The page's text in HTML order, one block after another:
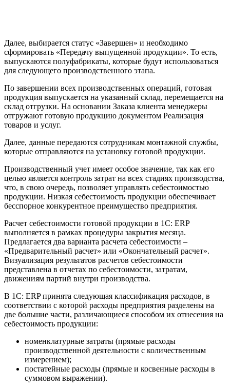
Далее, выбирается статус «Завершен» и необходимо
сформировать «Передачу выпущенной продукции». То есть,
выпускаются полуфабрикаты, которые будут использоваться
для следующего производственного этапа.
По завершении всех производственных операций, готовая
продукция выпускается на указанный склад, перемещается на
склад отгрузки. На основании Заказа клиента менеджеры
отгружают готовую продукцию документом Реализация
товаров и услуг.
Далее, данные передаются сотрудникам монтажной службы,
которые отправляются на установку готовой продукции.
Производственный учет имеет особое значение, так как его
целью является контроль затрат на всех стадиях производства,
что, в свою очередь, позволяет управлять себестоимостью
продукции. Низкая себестоимость продукции обеспечивает
бесспорное конкурентное преимущество предприятия.
Расчет себестоимости готовой продукции в 1С: ERP
выполняется в рамках процедуры закрытия месяца.
Предлагается два варианта расчета себестоимости –
«Предварительный расчет» или «Окончательный расчет».
Визуализация результатов расчетов себестоимости
представлена в отчетах по себестоимости, затратам,
движениям партий внутри производства.
В 1С: ERP принята следующая классификация расходов, в
соответствии с которой расходы предприятия разделены на
две большие части, различающиеся способом их отнесения на
себестоимость продукции:
номенклатурные затраты (прямые расходы
производственной деятельности с количественным
измерением);
постатейные расходы (прямые и косвенные расходы в
суммовом выражении).